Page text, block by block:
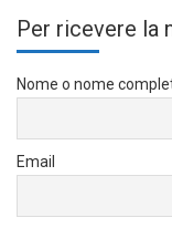
Per ricevere la
Nome o nome
Email